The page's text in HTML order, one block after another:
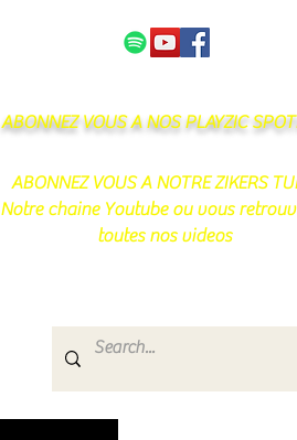
ABONNEZ VOUS A NOS PLAYZIC
ABONNEZ VOUS A NOTRE ZIKERS
Notre chaine Youtube ou vous
toutes nos videos